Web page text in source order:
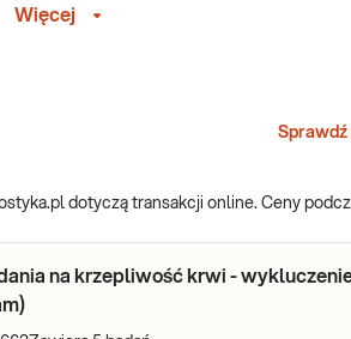
za chorobę). Nieco mniej wartościowe
skomponowane składy pakietów mogą
Więcej
Sprawdź
dotyczą transakcji online. Ceny
na krzepliwość krwi -